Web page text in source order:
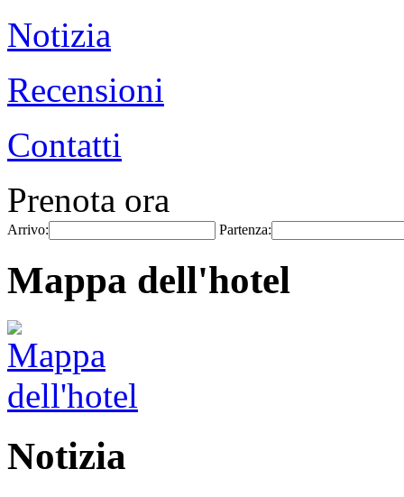
Notizia
Recensioni
Contatti
Prenota ora
Arrivo: Partenza:
Mappa dell'hotel
Notizia